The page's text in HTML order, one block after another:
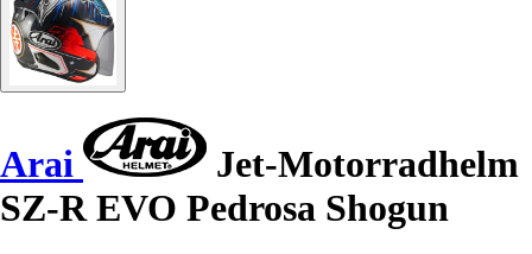
Arai
Jet-Motorradhelm
SZ-R EVO Pedrosa Shogun